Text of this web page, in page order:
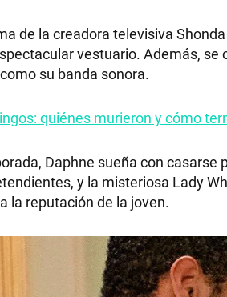
de la creadora televisiva
vestuario. Además,
su banda sonora.
quiénes murieron y cómo
Daphne sueña con
y la misteriosa Lady
la reputación de la joven.